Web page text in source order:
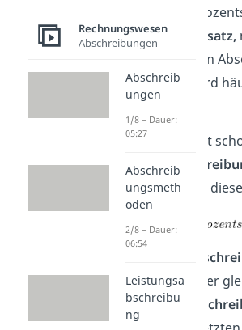
bestimmten
Abschreibungssatz,
den degressiven
zu ermitteln wird
benötigt.
Wie du vielleicht
linearen
berechnet man
lineare
aber nicht immer
degressive
Rechnungswesen
Abschreibungen
Abschreib
ungen
1/8 – Dauer:
05:27
Abschreib
ungsmeth
oden
2/8 – Dauer:
06:54
Leistungsa
bschreibu
ng